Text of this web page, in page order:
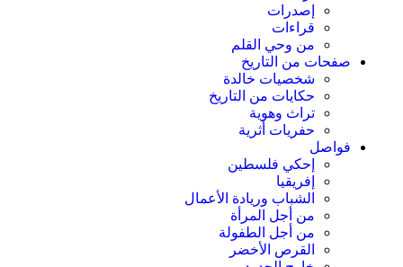
إصدرات
قراءات
من وحي القلم
صفحات من التاريخ
شخصيات خالدة
حكايات من التاريخ
تراث وهوية
حفريات أثرية
فواصل
إحكي فلسطين
إفريقيا
الشباب وريادة الأعمال
من أجل المرأة
من أجل الطفولة
القرص الأخضر